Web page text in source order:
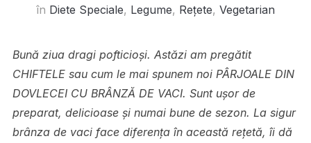
în Diete Speciale, Legume, Rețete, Vegetarian
Bună ziua dragi pofticioși. Astăzi am pregătit
CHIFTELE sau cum le mai spunem noi PÂRJOALE DIN
DOVLECEI CU BRÂNZĂ DE VACI. Sunt ușor de
preparat, delicioase și numai bune de sezon. La sigur
brânza de vaci face diferența în această rețetă, îi dă